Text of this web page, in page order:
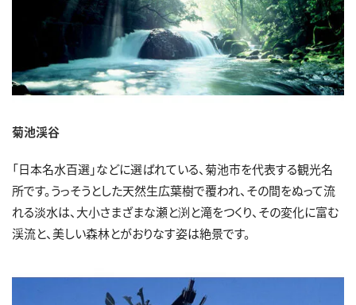
菊池渓谷
「日本名水百選」などに選ばれている、菊池市を代表する観光名
所です。うっそうとした天然生広葉樹で覆われ、その間をぬって流
れる淡水は、大小さまざまな瀬と渕と滝をつくり、その変化に富む
渓流と、美しい森林とがおりなす姿は絶景です。